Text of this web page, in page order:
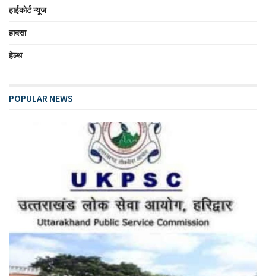
हाईकोर्ट न्यूज
हादसा
हेल्थ
POPULAR NEWS